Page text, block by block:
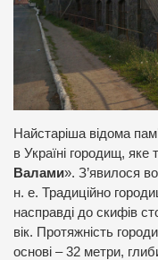
Найстаріша відома
в Україні городищ, яке
Валами». З’явилося
н. е. Традиційно
насправді до скифів
вік. Протяжність
основі – 32 метри,